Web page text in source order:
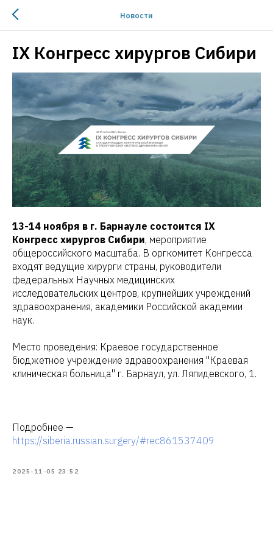
Новости
IX Конгресс хирургов Сибири
13-14 ноября в г. Барнауле состоится IX
Конгресс хирургов Сибири, мероприятие
общероссийского масштаба. В оргкомитет Конгресса
входят ведущие хирурги страны, руководители
федеральных Научных медицинских
исследовательских центров, крупнейших учреждений
здравоохранения, академики Российской академии
наук.
Место проведения: Краевое государственное
бюджетное учреждение здравоохранения "Краевая
клиническая больница" г. Барнаул, ул. Ляпидевского, 1.
Подробнее —
https://siberia.russian.surgery/#rec861537409
2025-11-05 23:52